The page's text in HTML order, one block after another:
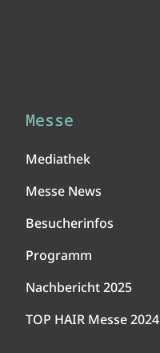
Messe
Mediathek
Messe News
Besucherinfos
Programm
Nachbericht 2025
TOP HAIR Messe 2024